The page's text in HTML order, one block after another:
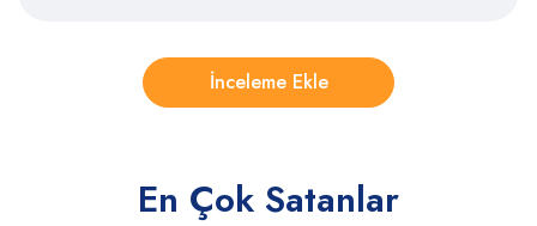
En Çok Satanlar